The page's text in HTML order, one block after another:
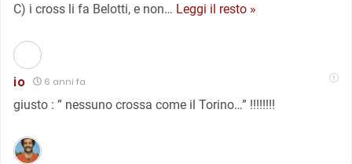
C) i cross li fa Belotti, e non… Leggi il resto »
io 6 anni fa
giusto : ” nessuno crossa come il Torino…” !!!!!!!!